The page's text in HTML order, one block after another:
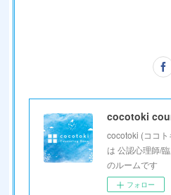
cocotoki
cocotoki (ココ
は 公認心理師/
のルームです
フォロー